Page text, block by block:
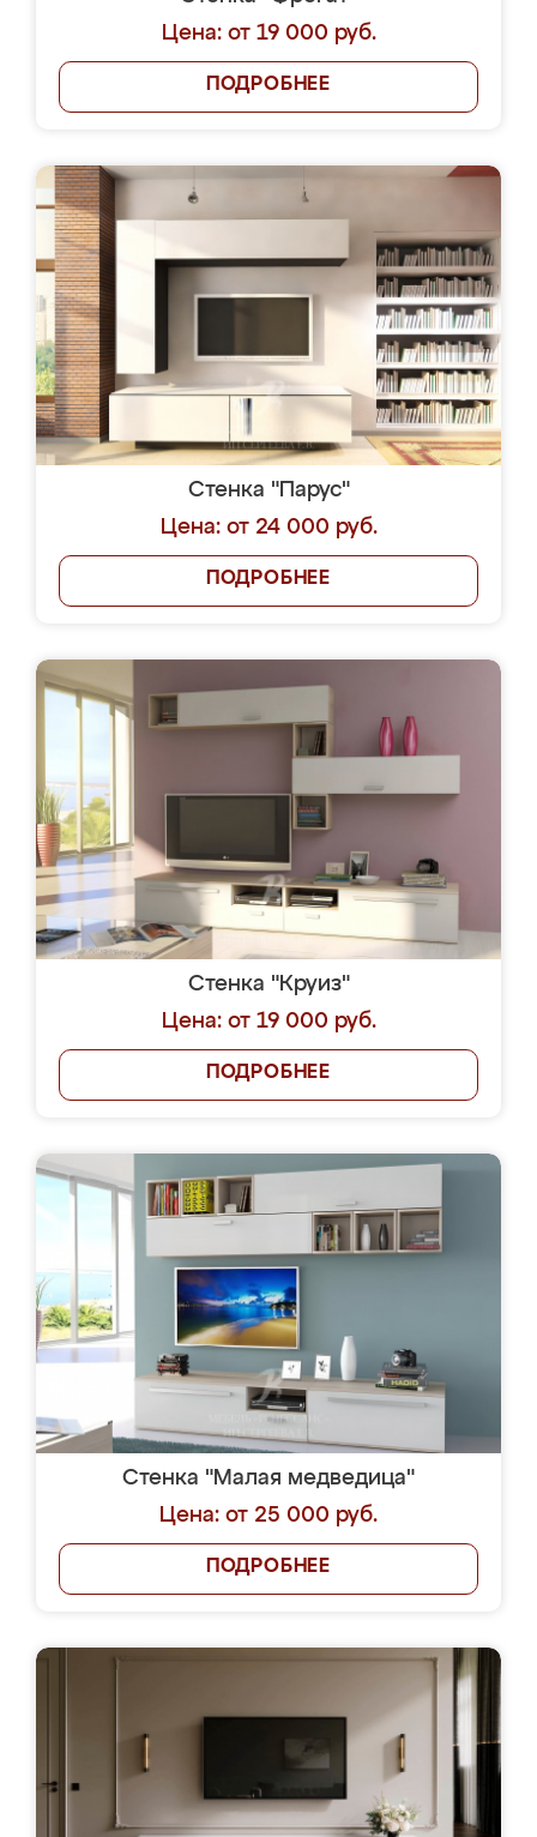
Цена: от 19 000 руб.
ПОДРОБНЕЕ
Стенка "Парус"
Цена: от 24 000 руб.
ПОДРОБНЕЕ
Стенка "Круиз"
Цена: от 19 000 руб.
ПОДРОБНЕЕ
Стенка "Малая медведица"
Цена: от 25 000 руб.
ПОДРОБНЕЕ